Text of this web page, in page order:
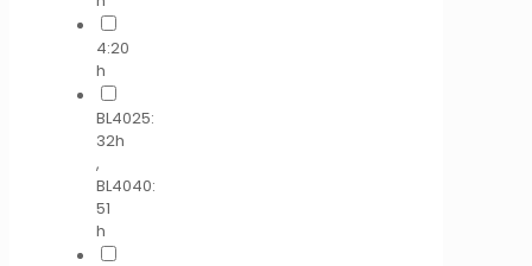
4:20
h
BL4025:
32h
,
BL4040:
51
h